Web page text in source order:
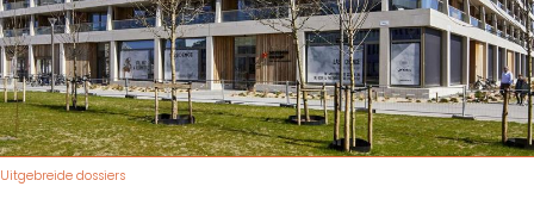
Uitgebreide dossiers